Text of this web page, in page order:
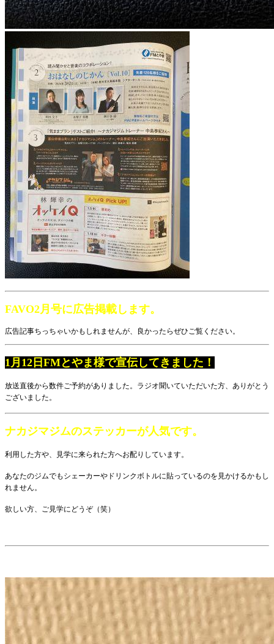
FAVO2月号に広告掲載します。
広告記事ちっちゃいかもしれませんが、良かったらぜひご覧ください。
1月12日FMとやま様で宣伝してきました！
放送直後から数件ご予約がありました。ラジオ聞いていただいた方、ありがとう
ございました。
ナカジマジムのステッカーが人気です。
利用した方や、見学に来られた方へお配りしています。
あなたのジムでもシェーカーやドリンクボトルに貼っているのを見かけるかもし
れません。
欲しい方、ご見学にどうぞ（笑）